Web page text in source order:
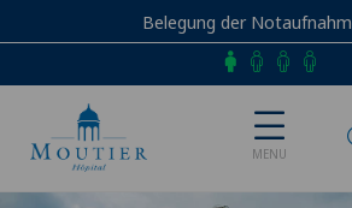
Belegung der
Telefon
MENU